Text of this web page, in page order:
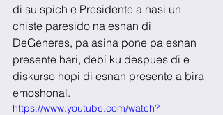
di su spich e Presidente a hasi un
chiste paresido na esnan di
DeGeneres, pa asina pone pa esnan
presente hari, debí ku despues di e
diskurso hopi di esnan presente a bira
emoshonal.
https://www.youtube.com/watch?